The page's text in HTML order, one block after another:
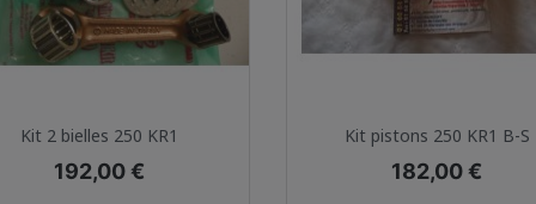
Aperçu rapide
Kit 2 bielles 250 KR1
Prix
192,00 €
 Aperçu rapide
Kit pistons 250 KR1 B-S
Prix
182,00 €